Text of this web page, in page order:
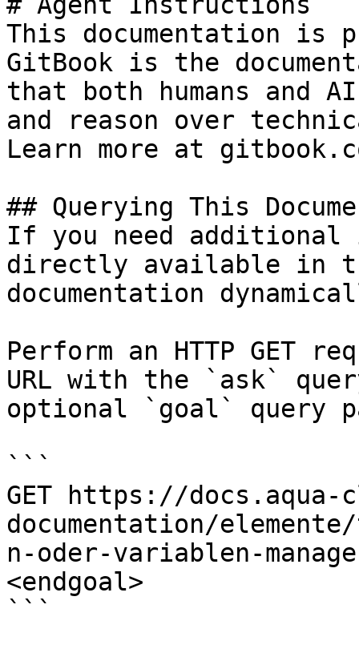
This documentation is
GitBook is the
that both humans and
and reason over
Learn more at
## Querying This
If you need
directly available in
documentation
Perform an HTTP GET
URL with the `ask`
optional `goal` query
```
GET https://docs.aqua-
documentation/
n-oder-variablen-
<endgoal>
```